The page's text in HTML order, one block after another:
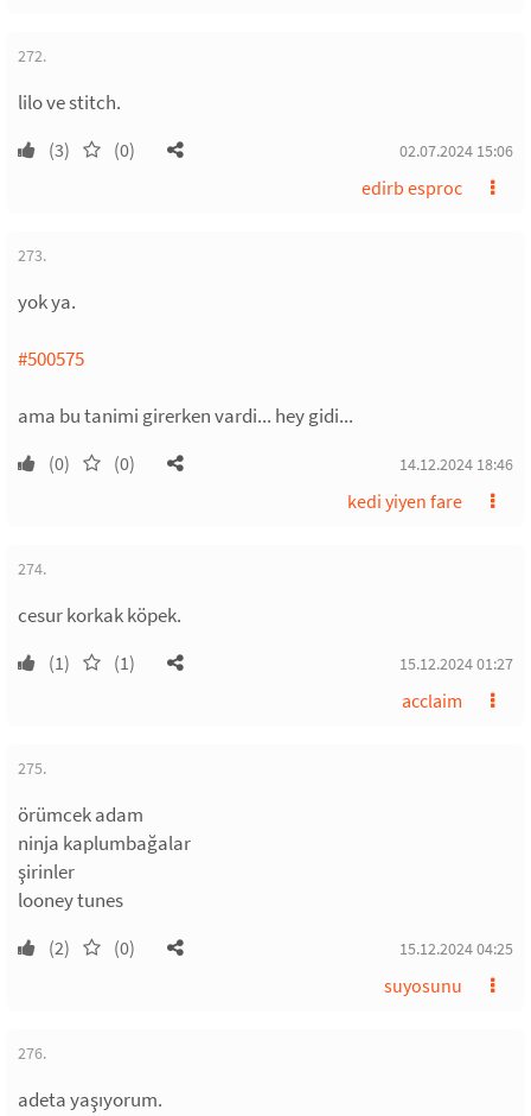
272.
lilo ve stitch.
(3) (0) 02.07.2024 15:06
edirb esproc
273.
yok ya.
#500575
ama bu tanimi girerken vardi... hey gidi...
(0) (0) 14.12.2024 18:46
kedi yiyen fare
274.
cesur korkak köpek.
(1) (1) 15.12.2024 01:27
acclaim
275.
örümcek adam
ninja kaplumbağalar
şirinler
looney tunes
(2) (0) 15.12.2024 04:25
suyosunu
276.
adeta yaşıyorum.